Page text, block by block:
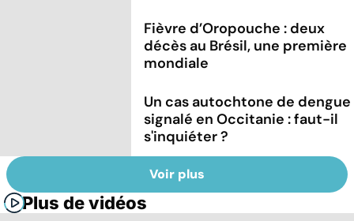
Fièvre d’Oropouche : deux
décès au Brésil, une première
mondiale
Un cas autochtone de dengue
signalé en Occitanie : faut-il
s'inquiéter ?
Voir plus
Plus de vidéos